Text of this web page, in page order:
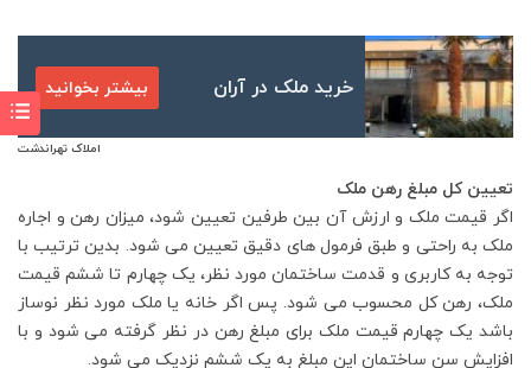
خرید ملک در آران بیشتر بخوانید
املاک تهراندشت
تعیین کل مبلغ رهن ملک
اگر قیمت ملک و ارزش آن بین طرفین تعیین شود، میزان رهن و اجاره
ملک به راحتی و طبق فرمول های دقیق تعیین می شود. بدین ترتیب با
توجه به کاربری و قدمت ساختمان مورد نظر، یک چهارم تا ششم قیمت
ملک، رهن کل محسوب می شود. پس اگر خانه یا ملک مورد نظر نوساز
باشد یک چهارم قیمت ملک برای مبلغ رهن در نظر گرفته می شود و با
افزایش سن ساختمان این مبلغ به یک ششم نزدیک می شود.